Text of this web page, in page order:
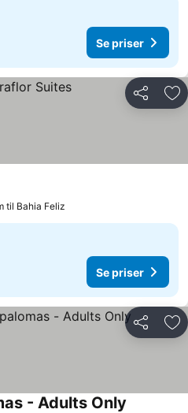
Se priser
Del
til Bahia Feliz
Se priser
Del
- Adults Only